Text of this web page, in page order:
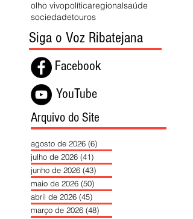
olho vivopolíticaregionalsaúde
sociedadetouros
Siga o Voz Ribatejana
Facebook
YouTube
Arquivo do Site
agosto de 2026 (6)
julho de 2026 (41)
junho de 2026 (43)
maio de 2026 (50)
abril de 2026 (45)
março de 2026 (48)